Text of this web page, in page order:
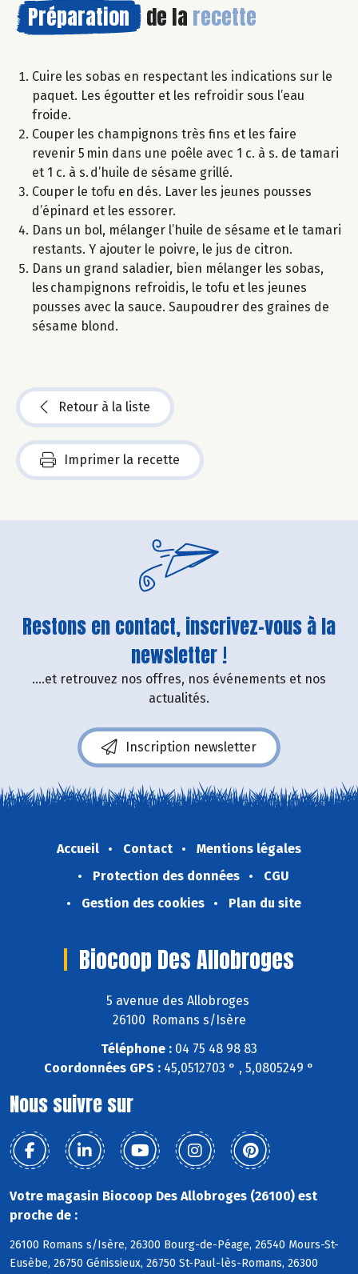
Préparation de la recette
Cuire les sobas en respectant les indications sur le
paquet. Les égoutter et les refroidir sous l’eau
froide.
Couper les champignons très fins et les faire
revenir 5 min dans une poêle avec 1 c. à s. de tamari
et 1 c. à s. d’huile de sésame grillé.
Couper le tofu en dés. Laver les jeunes pousses
d’épinard et les essorer.
Dans un bol, mélanger l’huile de sésame et le tamari
restants. Y ajouter le poivre, le jus de citron.
Dans un grand saladier, bien mélanger les sobas,
les champignons refroidis, le tofu et les jeunes
pousses avec la sauce. Saupoudrer des graines de
sésame blond.
Retour à la liste
Imprimer la recette
Restons en contact, inscrivez-vous à la
newsletter !
....et retrouvez nos offres, nos événements et nos
actualités.
Inscription newsletter
Accueil Contact
Mentions légales
Protection des données
CGU
Gestion des cookies
Plan du site
Biocoop Des Allobroges
5 avenue des Allobroges
26100 Romans s/Isère
Téléphone : 04 75 48 98 83
Coordonnées GPS : 45,0512703 ° , 5,0805249 °
Nous suivre sur
Votre magasin Biocoop Des Allobroges (26100) est
proche de :
26100 Romans s/Isère, 26300 Bourg-de-Péage, 26540 Mours-St-
Eusèbe, 26750 Génissieux, 26750 St-Paul-lès-Romans, 26300